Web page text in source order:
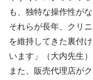
も、独特な操作性が
それらが長年、クリ
を維持してきた裏付
います」（大内先生）
また、販売代理店が